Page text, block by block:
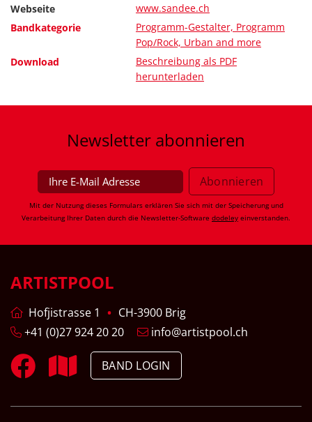
Webseite
www.sandee.ch
Bandkategorie
Programm-Gestalter, Programm
Pop/Rock, Urban and more
Download
Beschreibung als PDF
herunterladen
Newsletter abonnieren
Mit der Nutzung dieses Formulars erklären Sie sich mit der Speicherung und
Verarbeitung Ihrer Daten durch die Newsletter-Software dodeley einverstanden.
ARTISTPOOL
Hofjistrasse 1
CH-3900 Brig
+41 (0)27 924 20 20
info@artistpool.ch
BAND LOGIN